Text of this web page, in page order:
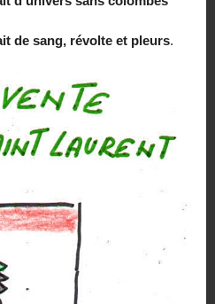
de sang, révolte et pleurs.